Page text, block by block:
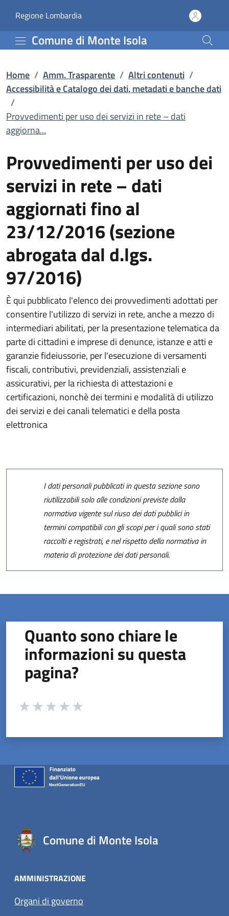
Provvedimenti per uso
Regione Lombardia(apre in un'altra scheda).
Comune di Monte Isola
Home / Amm. Trasparente / Altri contenuti /
Accessibilità e Catalogo dei dati, metadati e banche dati
/
Provvedimenti per uso dei servizi in rete – dati
aggiorna...
Provvedimenti per uso dei
servizi in rete – dati
aggiornati fino al
23/12/2016 (sezione
abrogata dal d.lgs.
97/2016)
È qui pubblicato l'elenco dei provvedimenti adottati per
consentire l'utilizzo di servizi in rete, anche a mezzo di
intermediari abilitati, per la presentazione telematica da
parte di cittadini e imprese di denunce, istanze e atti e
garanzie fideiussorie, per l'esecuzione di versamenti
fiscali, contributivi, previdenziali, assistenziali e
assicurativi, per la richiesta di attestazioni e
certificazioni, nonchè dei termini e modalità di utilizzo
dei servizi e dei canali telematici e della posta
elettronica
I dati personali pubblicati in questa sezione sono
riutilizzabili solo alle condizioni previste dalla
normativa vigente sul riuso dei dati pubblici in
termini compatibili con gli scopi per i quali sono stati
raccolti e registrati, e nel rispetto della normativa in
materia di protezione dei dati personali.
Quanto sono chiare le
informazioni su questa
pagina?
Valuta da 1 a 5 stelle la pagina
Comune di Monte Isola
AMMINISTRAZIONE
Organi di governo